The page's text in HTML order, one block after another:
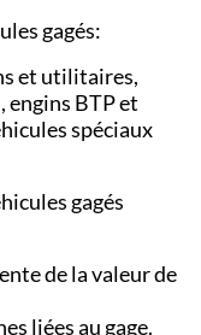
gagés:
et utilitaires,
engins BTP et
spéciaux
gagés
de la valeur de
liées au gage.